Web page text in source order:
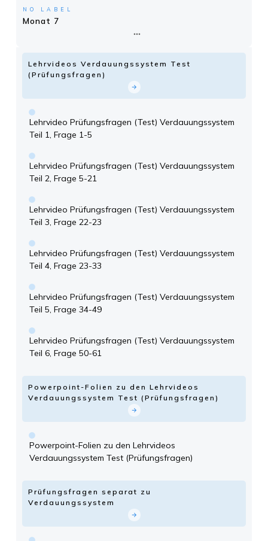
NO LABEL
Monat 7
Lehrvideos Verdauungssystem Test
(Prüfungsfragen)
Lehrvideo Prüfungsfragen (Test) Verdauungssystem
Teil 1, Frage 1-5
Lehrvideo Prüfungsfragen (Test) Verdauungssystem
Teil 2, Frage 5-21
Lehrvideo Prüfungsfragen (Test) Verdauungssystem
Teil 3, Frage 22-23
Lehrvideo Prüfungsfragen (Test) Verdauungssystem
Teil 4, Frage 23-33
Lehrvideo Prüfungsfragen (Test) Verdauungssystem
Teil 5, Frage 34-49
Lehrvideo Prüfungsfragen (Test) Verdauungssystem
Teil 6, Frage 50-61
Powerpoint-Folien zu den Lehrvideos
Verdauungssystem Test (Prüfungsfragen)
Powerpoint-Folien zu den Lehrvideos
Verdauungssystem Test (Prüfungsfragen)
Prüfungsfragen separat zu
Verdauungssystem